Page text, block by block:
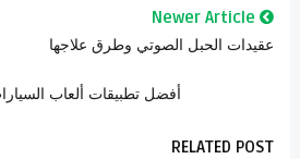
Newer Article
عقيدات الحبل الصوتي وطرق علاجها
أفضل تطبيقات ألعاب السيارات
RELATED POST